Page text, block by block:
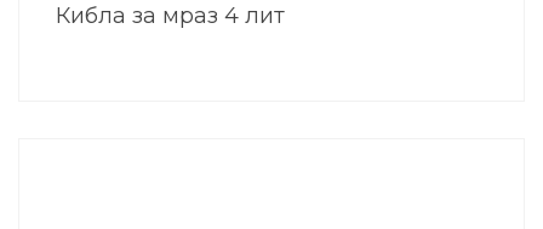
Кибла за мраз 4 лит